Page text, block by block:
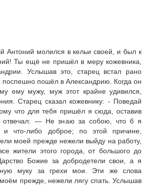
Антоний молился в кельи своей, и был к
Ты ещё не пришёл в меру кожевника,
Услышав это, старец встал рано
поспешно пошёл в Александрию. Когда он
ему мужу, муж этот крайне удивился,
Старец сказал кожевнику: - Поведай
что для тебя пришёл я сюда, оставив
отвечал: — Не знаю за собою, что б я
и что-либо доброе; по этой причине,
моей прежде нежели выйду на работу,
жители этого города, от большого до
Божие за добродетели свои, а я
муку за грехи мои. Эти же слова
прежде, нежели лягу спать. Услышав